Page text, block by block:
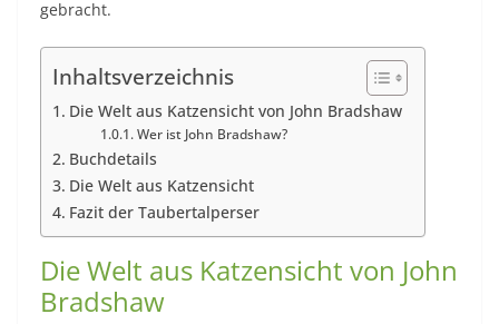
gebracht.
Inhaltsverzeichnis
Die Welt aus Katzensicht von John Bradshaw
Wer ist John Bradshaw?
Buchdetails
Die Welt aus Katzensicht
Fazit der Taubertalperser
Die Welt aus Katzensicht von John
Bradshaw